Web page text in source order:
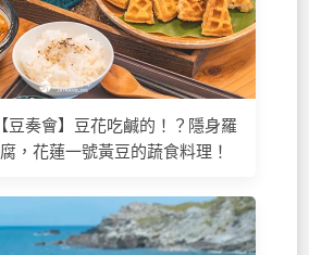
豆奏會】豆花吃鹹的！？隱身羅
，花蓮一號黃豆的蔬食料理！